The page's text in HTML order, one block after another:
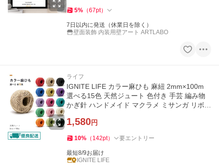
5% （67pt）
7日以内に発送（休業日を除く）
壁面装飾 内装用壁アート ARTLABO
ライフ
IGNITE LIFE カラー麻ひも 麻紐 2mm×100m
選べる15色 天然ジュート 色付き 手芸 編み物
かぎ針 ハンドメイド マクラメ ミサンガ リボン
1,580円
10% （ 142pt） 要エントリー
最短8/9お届け
IGNITE LIFE